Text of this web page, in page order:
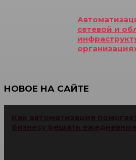
сетевой и
НОВОЕ НА САЙТЕ
Как автоматизация
бизнесу решать